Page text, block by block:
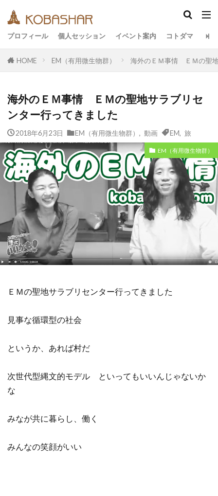
プロフィール 個人セッション イベント案内 コトダマ
HOME EM（有用微生物群） 海外のＥＭ事情 ＥＭの聖
海外のＥＭ事情 ＥＭの聖地サラブリセ
ンター行ってきました
2018年6月23日 EM（有用微生物群） 動画 EM 旅
EM（有用微生物群）
ＥＭの聖地サラブリセンター行ってきました
見事な循環型の社会
というか、あれば村だ
次世代型縄文的モデル といってもいいんじゃないか
な
みなが共に暮らし、働く
みんなの笑顔がいい
カテゴリー
イベント
イヤシロチ エコ
オフグリッド
デトックス
バシャール・宇宙の法則
リトリート
ワンネス ヴィーガン
合宿
名古屋 地底人 子供
宇宙人
引き寄せの法則
愛 断食 旅
沖縄
祓い
覚醒の学校 農業 金沢市 鎮魂
検索